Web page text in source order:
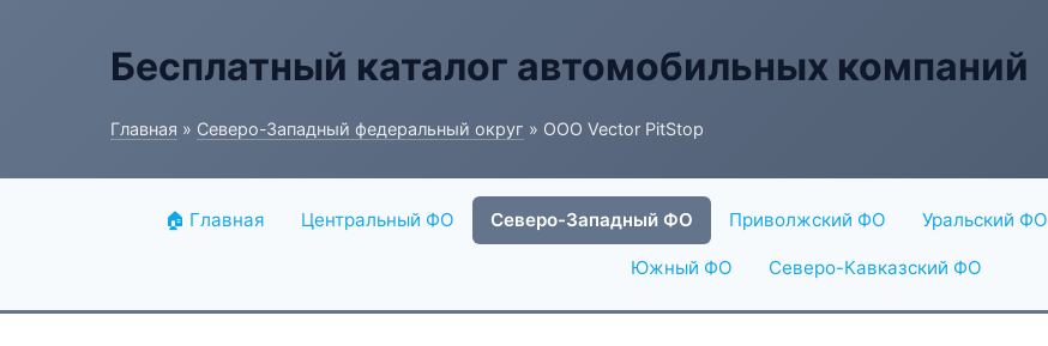
Бесплатный каталог автомобильных компаний
Главная » Северо-Западный федеральный округ » ООО Vector PitStop
🏠 Главная Центральный ФО Северо-Западный ФО Приволжский ФО Уральский ФО
Южный ФО Северо-Кавказский ФО